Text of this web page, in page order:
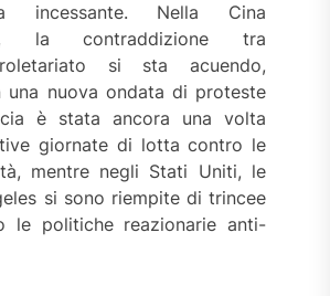
incessante. Nella Cina
la contraddizione tra
si sta acuendo,
una nuova ondata di proteste
è stata ancora una volta
giornate di lotta contro le
mentre negli Stati Uniti, le
si sono riempite di trincee
le politiche reazionarie anti-